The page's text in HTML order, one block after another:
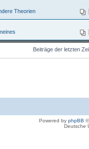
Theorien
Beiträge der letzten
Powered by phpBB
Deutsche